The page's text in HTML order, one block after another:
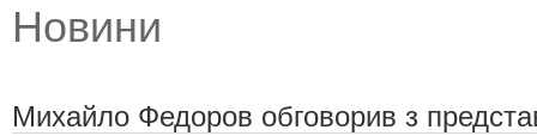
Новини
Михайло Федоров обговорив з